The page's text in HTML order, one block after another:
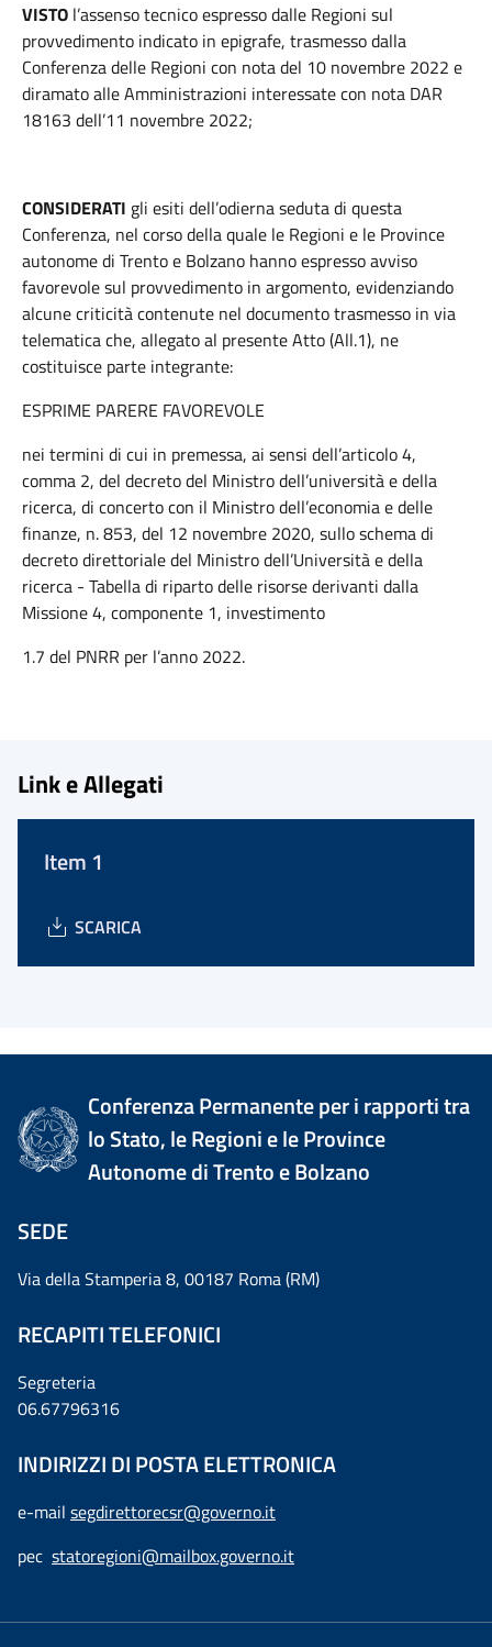
VISTO l’assenso tecnico espresso dalle Regioni sul
provvedimento indicato in epigrafe, trasmesso dalla
Conferenza delle Regioni con nota del 10 novembre 2022 e
diramato alle Amministrazioni interessate con nota DAR
18163 dell’11 novembre 2022;
CONSIDERATI gli esiti dell’odierna seduta di questa
Conferenza, nel corso della quale le Regioni e le Province
autonome di Trento e Bolzano hanno espresso avviso
favorevole sul provvedimento in argomento, evidenziando
alcune criticità contenute nel documento trasmesso in via
telematica che, allegato al presente Atto (All.1), ne
costituisce parte integrante:
ESPRIME PARERE FAVOREVOLE
nei termini di cui in premessa, ai sensi dell’articolo 4,
comma 2, del decreto del Ministro dell’università e della
ricerca, di concerto con il Ministro dell’economia e delle
finanze, n. 853, del 12 novembre 2020, sullo schema di
decreto direttoriale del Ministro dell’Università e della
ricerca - Tabella di riparto delle risorse derivanti dalla
Missione 4, componente 1, investimento
1.7 del PNRR per l’anno 2022.
Link e Allegati
Item 1
SCARICA
Conferenza Permanente per i rapporti tra
lo Stato, le Regioni e le Province
Autonome di Trento e Bolzano
SEDE
Via della Stamperia 8, 00187 Roma (RM)
RECAPITI TELEFONICI
Segreteria
06.67796316
INDIRIZZI DI POSTA ELETTRONICA
e-mail segdirettorecsr@governo.it
pec statoregioni@mailbox.governo.it